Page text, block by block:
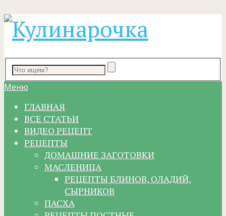
Меню
ГЛАВНАЯ
ВСЕ СТАТЬИ
ВИДЕО РЕЦЕПТ
РЕЦЕПТЫ
ДОМАШНИЕ ЗАГОТОВКИ
МАСЛЕНИЦА
РЕЦЕПТЫ БЛИНОВ, ОЛАДИЙ,
СЫРНИКОВ
ПАСХА